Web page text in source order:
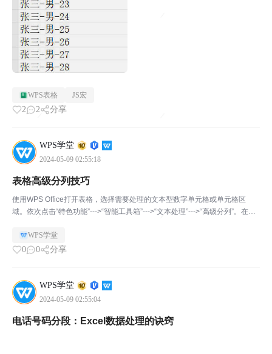
Selection.TextToColumn...
WPS表格 JS宏
2 2 分享
WPS学堂
2024-05-09 02:55:18
表格高级分列技巧
使用WPS Office打开表格，选择需要处理的文本型数字单元格或单元格区
域。依次点击“特色功能”--->“智能工具箱”--->“文本处理”--->“高级分列”。在弹
WPS学堂
0 0 分享
WPS学堂
2024-05-09 02:55:04
电话号码分段：Excel数据处理的诀窍